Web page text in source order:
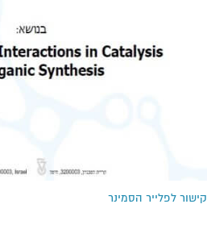
קישור לפלייר הסמינר